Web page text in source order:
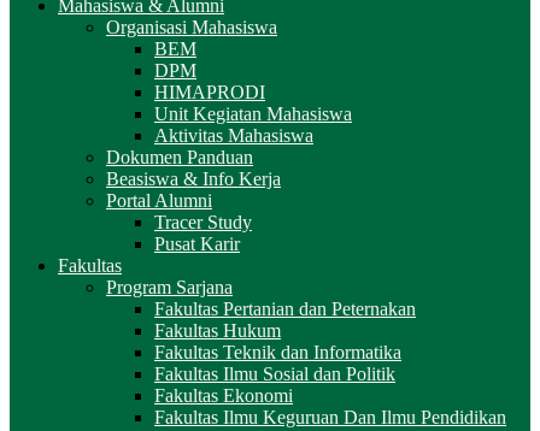
Mahasiswa & Alumni
Organisasi Mahasiswa
BEM
DPM
HIMAPRODI
Unit Kegiatan Mahasiswa
Aktivitas Mahasiswa
Dokumen Panduan
Beasiswa & Info Kerja
Portal Alumni
Tracer Study
Pusat Karir
Fakultas
Program Sarjana
Fakultas Pertanian dan Peternakan
Fakultas Hukum
Fakultas Teknik dan Informatika
Fakultas Ilmu Sosial dan Politik
Fakultas Ekonomi
Fakultas Ilmu Keguruan Dan Ilmu Pendidikan